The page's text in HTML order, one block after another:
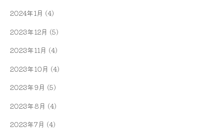
2024年1月 (4)
2023年12月 (5)
2023年11月 (4)
2023年10月 (4)
2023年9月 (5)
2023年8月 (4)
2023年7月 (4)